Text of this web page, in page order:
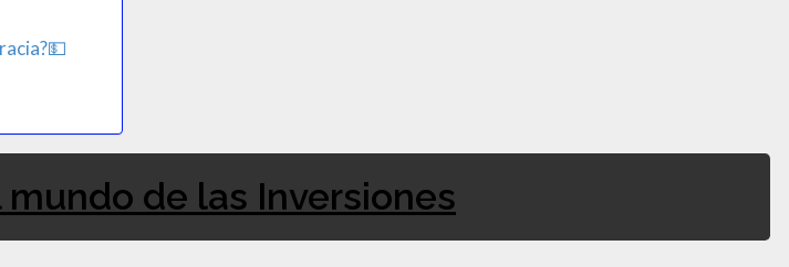
mundo de las Inversiones